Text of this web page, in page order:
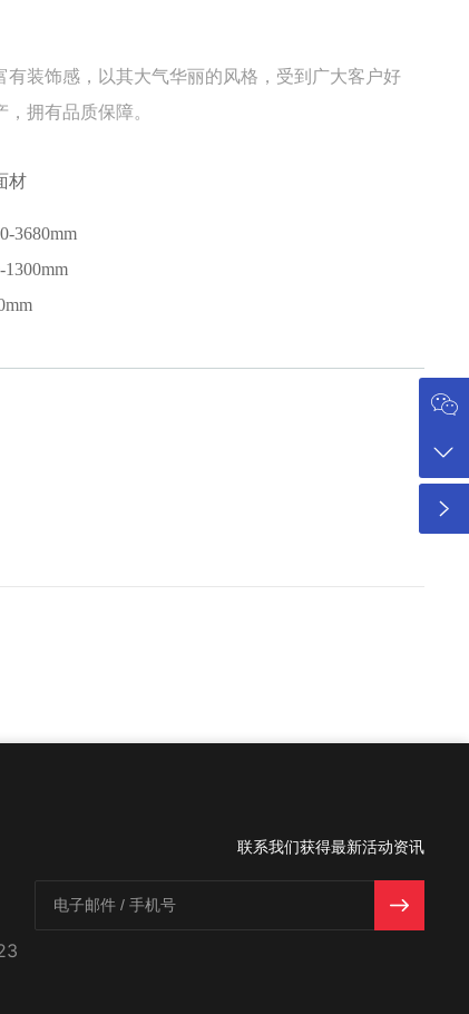
有装饰感，以其大气华丽的风格，受到广大客户好
拥有品质保障。
材
3680mm
联系我们获得最新活动资讯